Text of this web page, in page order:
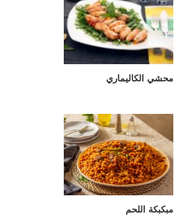
محشي الكاليماري
مبكبكة اللحم